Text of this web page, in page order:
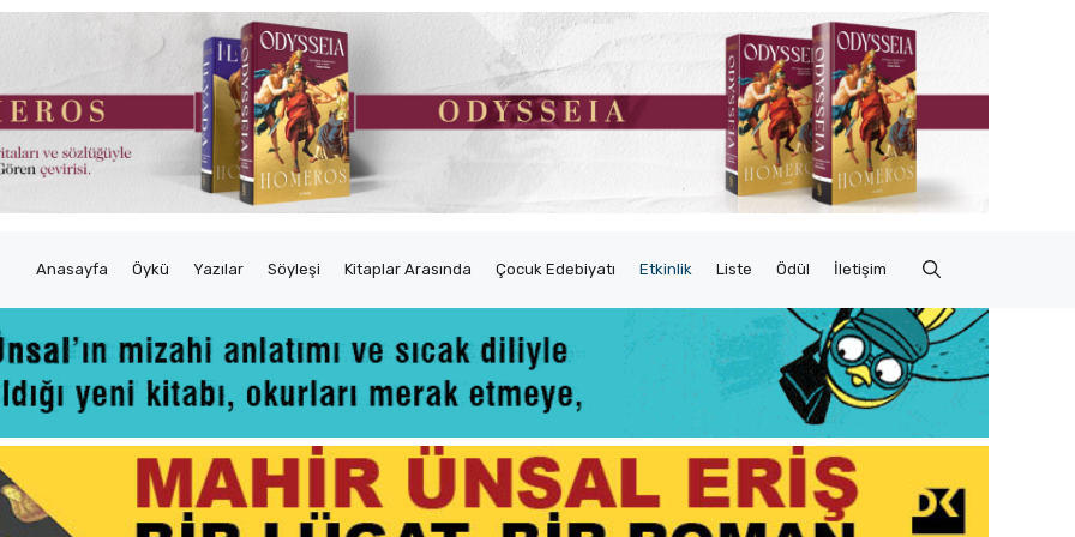
Anasayfa Öykü Yazılar Söyleşi Kitaplar Arasında Çocuk Edebiyatı Etkinlik Liste Ödül İletişim